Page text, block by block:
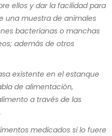
ellos y dar la facilidad para
una muestra de animales
bacterianas o manchas
además de otros
existente en el estanque
de alimentación,
a través de las
medicados si lo fuere